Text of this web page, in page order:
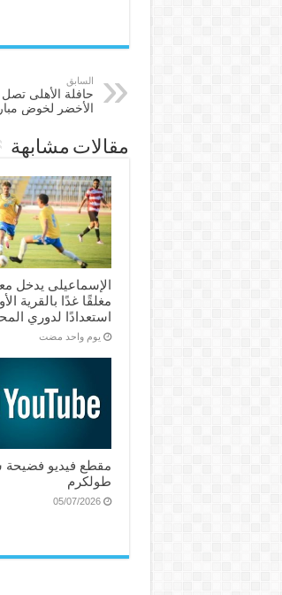
السابق
حافلة الأهلى تصل
الأخضر لخوض
مقالات مشابهة
الإسماعیلی یدخل
مغلقًا غدًا بالقرية
استعدادًا لدوري
‏يوم واحد مضت
مقطع فيديو فضيحة
طولكرم
05/07/2026